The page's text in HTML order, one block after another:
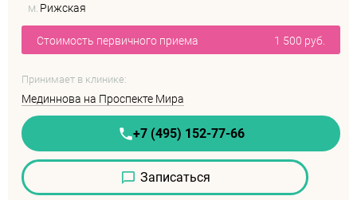
м. Рижская
Стоимость первичного приема 1 500 руб.
Принимает в клинике:
Мединнова на Проспекте Мира
+7 (495) 152-77-66
Записаться